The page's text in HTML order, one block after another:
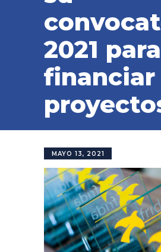
2021 para
financiar
MAYO 13, 2021